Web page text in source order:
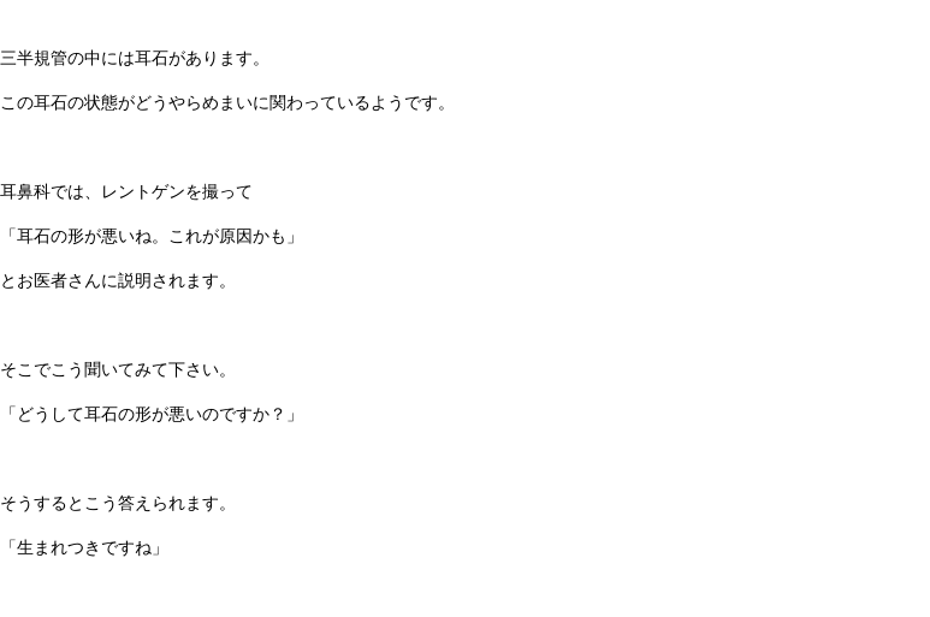
三半規管の中には耳石があります。
この耳石の状態がどうやらめまいに関わっているようです。
耳鼻科では、レントゲンを撮って
「耳石の形が悪いね。これが原因かも」
とお医者さんに説明されます。
そこでこう聞いてみて下さい。
「どうして耳石の形が悪いのですか？」
そうするとこう答えられます。
「生まれつきですね」